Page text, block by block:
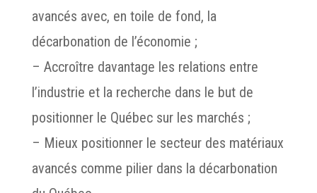
avancés avec, en toile de fond, la
décarbonation de l’économie ;
– Accroître davantage les relations entre
l’industrie et la recherche dans le but de
positionner le Québec sur les marchés ;
– Mieux positionner le secteur des matériaux
avancés comme pilier dans la décarbonation